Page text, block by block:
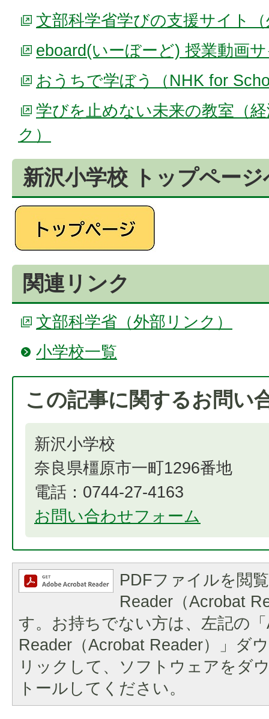
文部科学省学びの支援サイト
eboard(いーぼーど) 授業動画
おうちで学ぼう（NHK for
学びを止めない未来の教室（
ク）
新沢小学校 トップページ
関連リンク
文部科学省（外部リンク）
小学校一覧
この記事に関するお問い
新沢小学校
奈良県橿原市一町1296番地
電話：0744-27-4163
お問い合わせフォーム
PDFファイルを閲
Reader（Acrobat
す。お持ちでない方は、左記の
Reader（Acrobat Reader）」ダ
リックして、ソフトウェアをダ
トールしてください。